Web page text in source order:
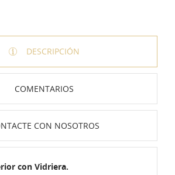
DESCRIPCIÓN
COMENTARIOS
CON NOSOTROS
con Vidriera.